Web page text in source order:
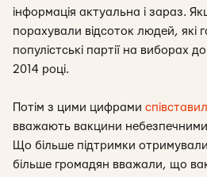
інформація актуальна і зараз.
порахували відсоток людей, які
популістські партії на виборах
2014 році.
Потім з цими цифрами
вважають вакцини
Що більше підтримки отримували
більше громадян вважали, що